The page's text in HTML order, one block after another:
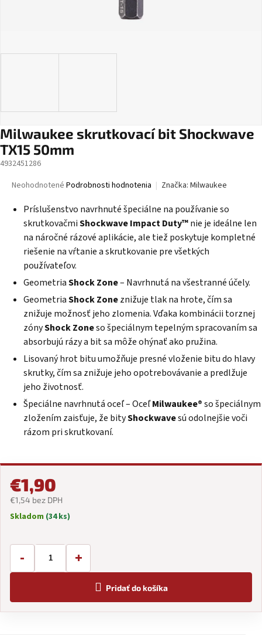
Milwaukee skrutkovací bit Shockwave
TX15 50mm
4932451286
Priemerné
produktu
hviezdičiek.
Neohodnotené Podrobnosti hodnotenia Značka: Milwaukee
Príslušenstvo navrhnuté špeciálne na používanie so
skrutkovačmiShockwaveImpact Duty™nie je ideálne len
na náročné rázové aplikácie, ale tiež poskytuje kompletné
riešenie na vŕtanie a skrutkovanie pre všetkých
používateľov.
GeometriaShock Zone– Navrhnutá na všestranné účely.
GeometriaShock Zoneznižuje tlak na hrote, čím sa
znižuje možnosť jeho zlomenia. Vďaka kombinácii torznej
zónyShock Zoneso špeciálnym tepelným spracovaním sa
absorbujú rázy a bit sa môže ohýnať ako pružina.
Lisovaný hrot bitu umožňuje presné vloženie bitu do hlavy
skrutky, čím sa znižuje jeho opotrebovávanie a predlžuje
jeho životnosť.
Špeciálne navrhnutá oceľ – OceľMilwaukee®so špeciálnym
zložením zaisťuje, že bityShockwavesú odolnejšie voči
rázom pri skrutkovaní.
€1,90
€1,54 bez DPH
Jednotková
Skladom (34 ks)
- +
Pridať do košíka